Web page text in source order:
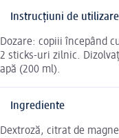
Instrucțiuni de utilizare
Dozare: copiii începând
2 sticks-uri zilnic.
apă (200 ml).
Ingrediente
Dextroză, citrat de